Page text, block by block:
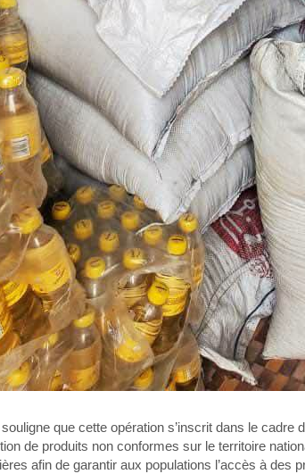
souligne que cette opération s’inscrit dans le
de produits non conformes sur le territoire
afin de garantir aux populations l’accès à des